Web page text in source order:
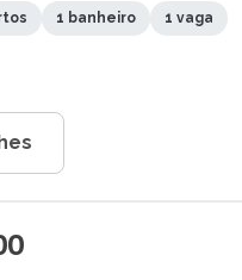
1 banheiro 1 vaga